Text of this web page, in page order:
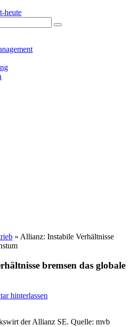
» Allianz: Instabile Verhältnisse
bremsen das globale
hinterlassen
der Allianz SE. Quelle: mvb